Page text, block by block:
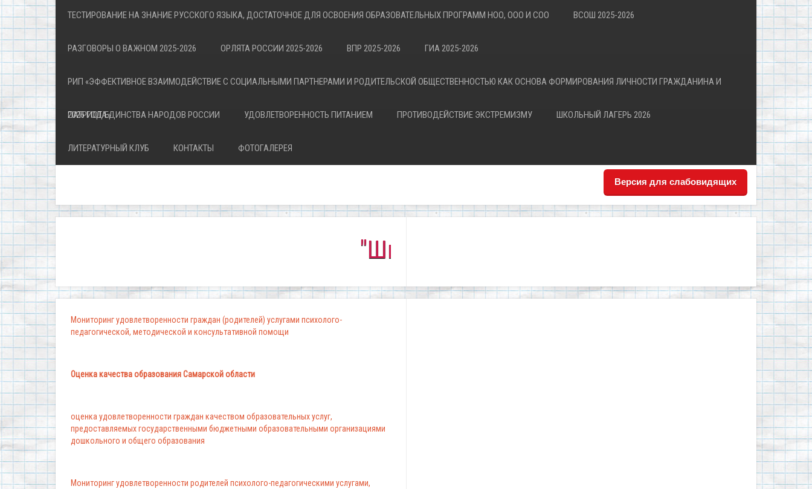
ТЕСТИРОВАНИЕ НА ЗНАНИЕ РУССКОГО ЯЗЫКА, ДОСТАТОЧНОЕ ДЛЯ ОСВОЕНИЯ ОБРАЗОВАТЕЛЬНЫХ ПРОГРАММ НОО, ООО И СОО ВСОШ 2025-2026
РАЗГОВОРЫ О ВАЖНОМ 2025-2026 ОРЛЯТА РОССИИ 2025-2026 ВПР 2025-2026 ГИА 2025-2026
РИП «ЭФФЕКТИВНОЕ ВЗАИМОДЕЙСТВИЕ С СОЦИАЛЬНЫМИ ПАРТНЕРАМИ И РОДИТЕЛЬСКОЙ ОБЩЕСТВЕННОСТЬЮ КАК ОСНОВА ФОРМИРОВАНИЯ ЛИЧНОСТИ ГРАЖДАНИНА И
ПАТРИОТА»
2026 ГОД ЕДИНСТВА НАРОДОВ РОССИИ УДОВЛЕТВОРЕННОСТЬ ПИТАНИЕМ ПРОТИВОДЕЙСТВИЕ ЭКСТРЕМИЗМУ ШКОЛЬНЫЙ ЛАГЕРЬ 2026
ЛИТЕРАТУРНЫЙ КЛУБ КОНТАКТЫ ФОТОГАЛЕРЕЯ
Версия для слабовидящих
"Школа, в которой комфортно всем!"
Мониторинг удовлетворенности граждан (родителей) услугами психолого-
педагогической, методической и консультативной помощи
Оценка качества образования Самарской области
оценка удовлетворенности граждан качеством образовательных услуг,
предоставляемых государственными бюджетными образовательными организациями
дошкольного и общего образования
Мониторинг удовлетворенности родителей психолого-педагогическими услугами,